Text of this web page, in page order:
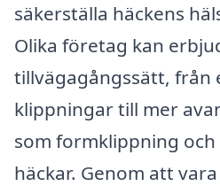
säkerställa häckens
Olika företag kan
tillvägagångssätt, från
klippningar till mer
som formklippning
häckar. Genom att